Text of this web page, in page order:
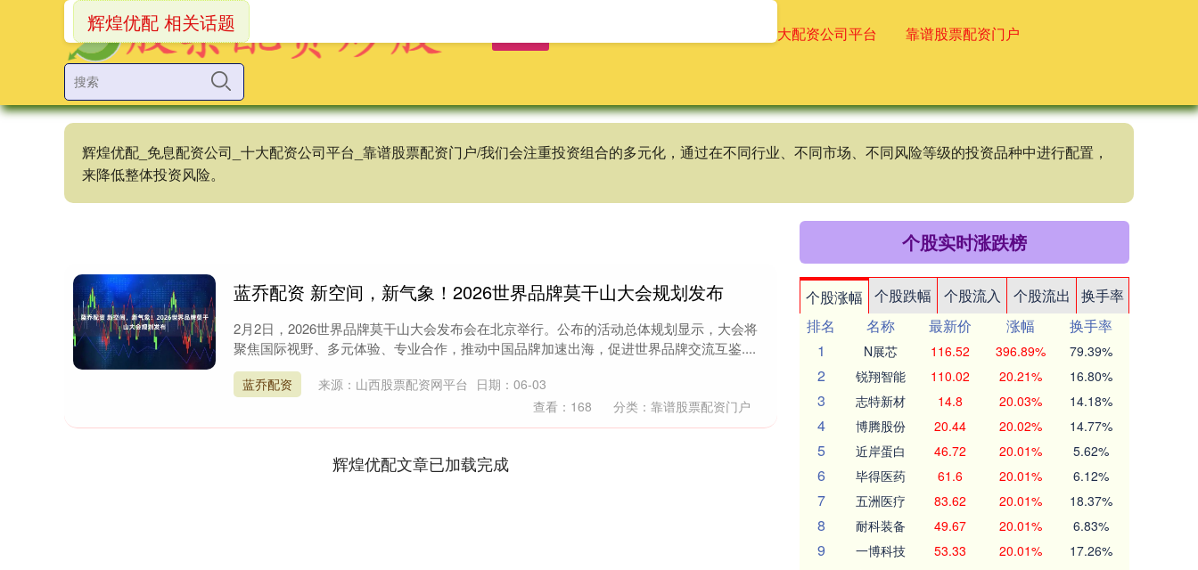
十大配资公司平台 靠谱股票配资门户
辉煌优配_免息配资公司_十大配资公司平台_靠谱股票配资门户/我们会注重投资组合的多元化，通过在不同行业、不同市场、不同风险等级的投资品种中进行配置，
来降低整体投资风险。
辉煌优配 相关话题
蓝乔配资 新空间，新气象！2026世界品牌莫干山大会规划发布
2月2日，2026世界品牌莫干山大会发布会在北京举行。公布的活动总体规划显示，大会将
聚焦国际视野、多元体验、专业合作，推动中国品牌加速出海，促进世界品牌交流互鉴....
蓝乔配资 来源：山西股票配资网平台 日期：06-03
查看： 168 分类： 靠谱股票配资门户
辉煌优配文章已加载完成
个股实时涨跌榜
个股涨幅 个股跌幅 个股流入 个股流出
换手率
排名
名称 最新价 涨幅
换手率
1
N展芯 116.52 396.89% 79.39%
2 锐翔智能 110.02 20.21% 16.80%
3 志特新材 14.8 20.03% 14.18%
4 博腾股份 20.44 20.02% 14.77%
5 近岸蛋白 46.72 20.01% 5.62%
6 毕得医药 61.6 20.01% 6.12%
7 五洲医疗 83.62 20.01% 18.37%
8 耐科装备 49.67 20.01% 6.83%
9 一博科技 53.33 20.01% 17.26%